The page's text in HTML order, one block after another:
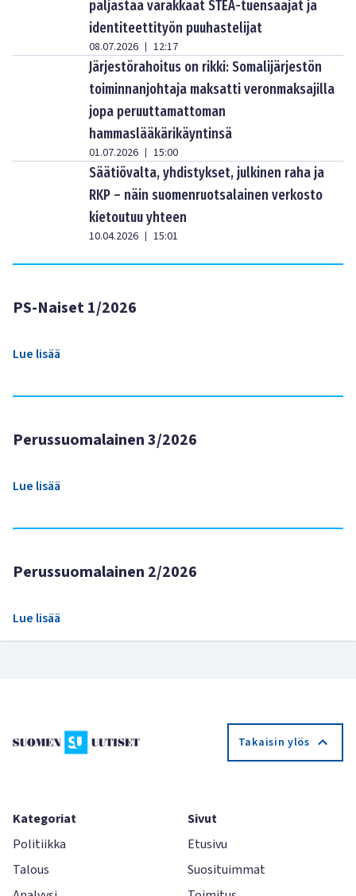
paljastaa varakkaat STEA-tuensaajat ja
identiteettityön puuhastelijat
08.07.2026 | 12:17
Järjestörahoitus on rikki: Somalijärjestön
toiminnanjohtaja maksatti veronmaksajilla
jopa peruuttamattoman
hammaslääkärikäyntinsä
01.07.2026 | 15:00
Säätiövalta, yhdistykset, julkinen raha ja
RKP – näin suomenruotsalainen verkosto
kietoutuu yhteen
10.04.2026 | 15:01
PS-Naiset 1/2026
Lue lisää
Perussuomalainen 3/2026
Lue lisää
Perussuomalainen 2/2026
Lue lisää
Takaisin ylös
Kategoriat
Politiikka
Talous
Sivut
Etusivu
Suosituimmat